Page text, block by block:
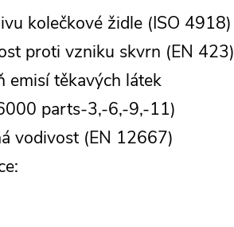
kolečkové židle (ISO 4918)
proti vzniku skvrn (EN 423)
emisí těkavých látek
parts-3,-6,-9,-11)
vodivost (EN 12667)